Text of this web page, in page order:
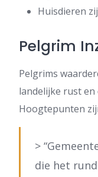
Huisdieren
Pelgrim
Pelgrims
landelijke rust en
Hoogtepunten
>
die het